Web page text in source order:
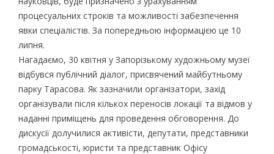
процесуальних строків та можливості забезпечення
явки спеціалістів. За попередньою інформацією це 10
липня.
Нагадаємо, 30 квітня у Запорізькому художньому музеї
відбувся публічний діалог, присвячений майбутньому
парку Тарасова. Як зазначили організатори, захід
організували після кількох переносів локації та відмов у
наданні приміщень для проведення обговорення. До
дискусії долучилися активісти, депутати, представники
громадськості, юристи та представник Офісу